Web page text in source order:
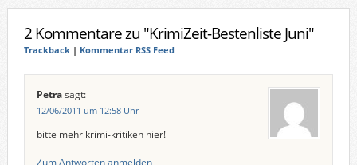
2 Kommentare zu "KrimiZeit-Bestenliste Juni"
Trackback| Kommentar RSS Feed
Petrasagt:
12/06/2011 um 12:58 Uhr
bitte mehr krimi-kritiken hier!
Zum Antworten anmelden